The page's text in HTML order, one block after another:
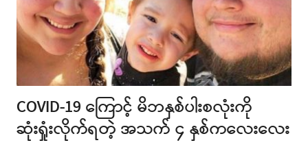
COVID-19 ကြောင့် မိဘနှစ်ပါးစလုံးကို
ဆုံးရှုံးလိုက်ရတဲ့ အသက် ၄ နှစ်ကလေးလေး